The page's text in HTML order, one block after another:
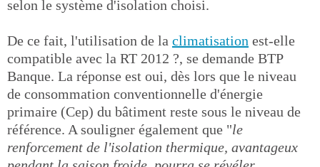
selon le système d'isolation choisi.
De ce fait, l'utilisation de la climatisation est-elle
compatible avec la RT 2012 ?, se demande BTP
Banque. La réponse est oui, dès lors que le niveau
de consommation conventionnelle d'énergie
primaire (Cep) du bâtiment reste sous le niveau de
référence. A souligner également que "le
renforcement de l'isolation thermique, avantageux